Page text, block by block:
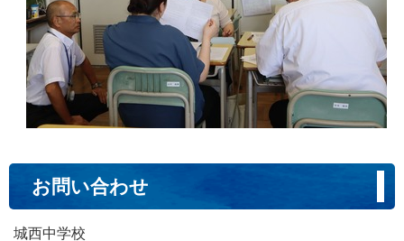
お問い合わせ
城西中学校